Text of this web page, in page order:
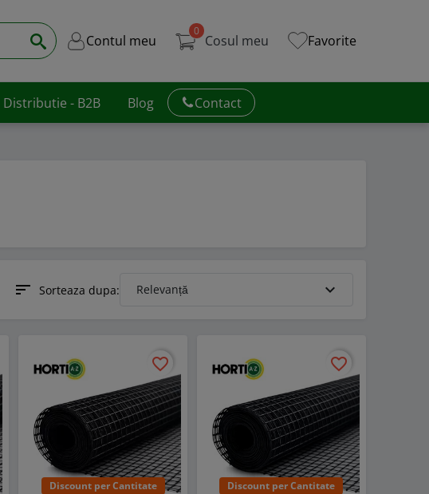
Contul meu
0
Cosul meu Favorite
Distributie - B2B Blog Contact
sort Sorteaza dupa: Relevanță expand_more
Discount per Cantitate
favorite_border
favorite_border
Discount per Cantitate
favorite_border
favorite_border